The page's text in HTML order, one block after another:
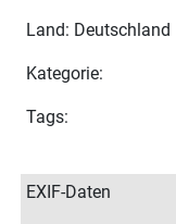
Land: Deutschland
Kategorie:
Tags:
EXIF-Daten